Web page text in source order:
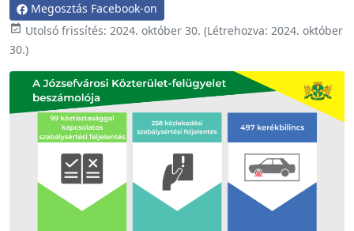
Megosztás Facebook-on
 Utolsó frissítés: 2024. október 30. (Létrehozva: 2024. október
30.)